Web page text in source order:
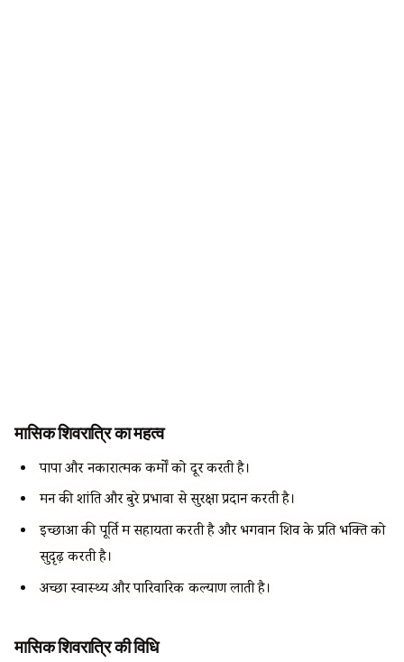
मासिक शिवरात्रि का महत्व
पापों और नकारात्मक कर्मों को दूर करती है।
मन की शांति और बुरे प्रभावों से सुरक्षा प्रदान करती है।
इच्छाओं की पूर्ति में सहायता करती है और भगवान शिव के प्रति भक्ति को
सुदृढ़ करती है।
अच्छा स्वास्थ्य और पारिवारिक कल्याण लाती है।
मासिक शिवरात्रि की विधि